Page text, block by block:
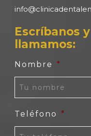
Escríbanos
llamamos:
Nombre *
Teléfono *